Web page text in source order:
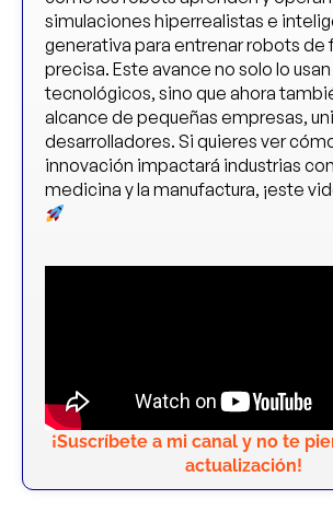
simulaciones hiperrealistas e
generativa para entrenar robots de
precisa. Este avance no solo lo
tecnológicos, sino que ahora
alcance de pequeñas empresas,
desarrolladores. Si quieres ver
innovación impactará industrias
medicina y la manufactura, ¡este
¡Suscríbete a mi canal y no te
actualización!